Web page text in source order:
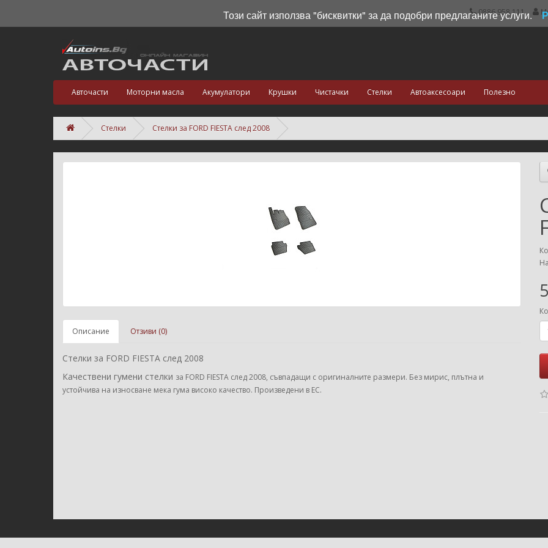
0886 958 111
Авточасти Моторни масла Акумулатори Крушки Чистачки Стелки Автоаксесоари Полезно
Стелки Стелки за FORD FIESTA след 2008
Описание Отзиви (0)
Стелки за FORD FIESTA след 2008
Качествени гумени стелки за FORD FIESTA след 2008, съвпадащи с оригиналните размери. Без мирис, плътна и
устойчива на износване мека гума високо качество. Произведени в ЕС.
Този сайт използва "бисквитки" за да подобри предлаганите услуги.